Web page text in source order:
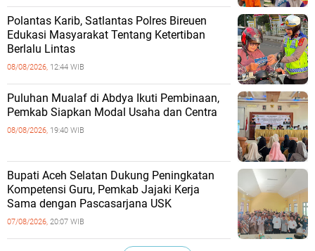
Polantas Karib, Satlantas Polres Bireuen
Edukasi Masyarakat Tentang Ketertiban
Berlalu Lintas
08/08/2026, 12:44 WIB
Puluhan Mualaf di Abdya Ikuti Pembinaan,
Pemkab Siapkan Modal Usaha dan Centra
08/08/2026, 19:40 WIB
Bupati Aceh Selatan Dukung Peningkatan
Kompetensi Guru, Pemkab Jajaki Kerja
Sama dengan Pascasarjana USK
07/08/2026, 20:07 WIB